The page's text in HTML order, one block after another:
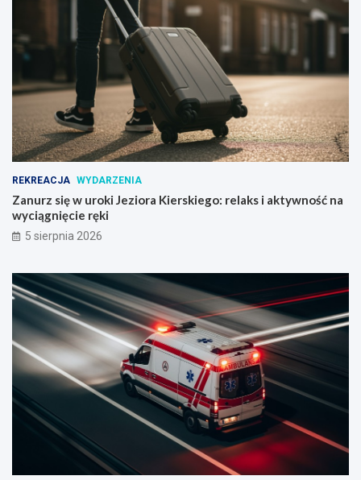
REKREACJA WYDARZENIA
Zanurz się w uroki Jeziora Kierskiego: relaks i aktywność na
wyciągnięcie ręki
5 sierpnia 2026